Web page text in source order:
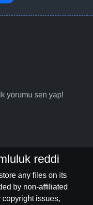
yorumu sen yap!
reddi
any files on its
by non-affiliated
copyright issues,